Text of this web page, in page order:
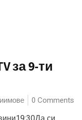
за 9-ти
0 Comments